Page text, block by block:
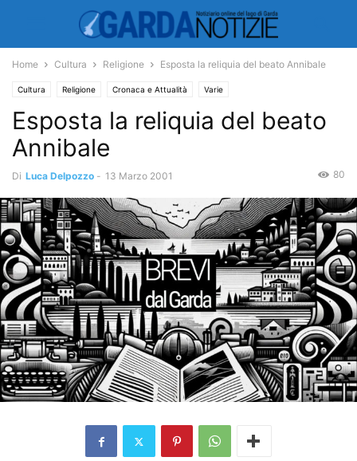
Home Cultura Religione Esposta la reliquia del beato Annibale
Cultura Religione Cronaca e Attualità Varie
Esposta la reliquia del beato
Annibale
Di Luca Delpozzo - 13 Marzo 2001 80